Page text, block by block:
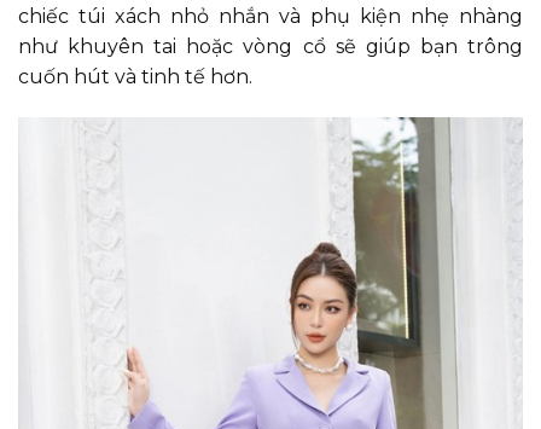
chiếc túi xách nhỏ nhắn và phụ kiện nhẹ nhàng
như khuyên tai hoặc vòng cổ sẽ giúp bạn trông
cuốn hút và tinh tế hơn.